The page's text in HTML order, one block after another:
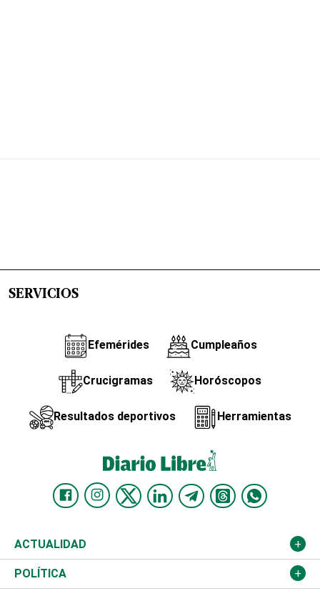
SERVICIOS
Efemérides Cumpleaños
Crucigramas Horóscopos
Resultados deportivos Herramientas
ACTUALIDAD
Nacional
POLÍTICA